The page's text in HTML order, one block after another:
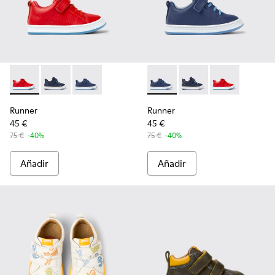
Runner - K800529-002 - Sneakers rojas de piel para niños
Runner - K800529-007 - Sneaker de piel azul
Runner - K800529-001 - Sneakers azules de
Runner
45 €
75 € -40%
Añadir
Runner - K800529-001 -
Runner - K800529-
Runner -
Runner
45 €
75 € -40%
Añadir